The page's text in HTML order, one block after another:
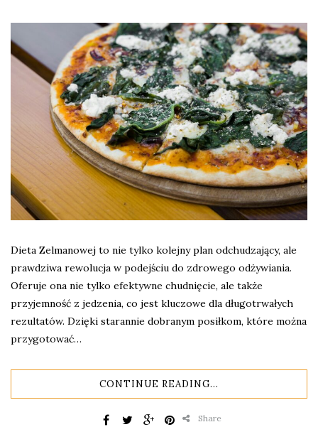
Dieta Zelmanowej to nie tylko kolejny plan odchudzający, ale
prawdziwa rewolucja w podejściu do zdrowego odżywiania.
Oferuje ona nie tylko efektywne chudnięcie, ale także
przyjemność z jedzenia, co jest kluczowe dla długotrwałych
rezultatów. Dzięki starannie dobranym posiłkom, które można
przygotować…
CONTINUE READING...
Share